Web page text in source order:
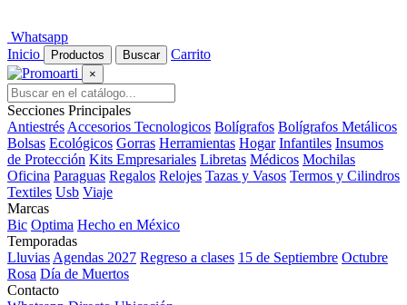
Whatsapp
Inicio
Productos Buscar Carrito
×
Secciones Principales
Antiestrés Accesorios Tecnologicos Bolígrafos Bolígrafos Metálicos
Bolsas Ecológicos Gorras Herramientas Hogar Infantiles Insumos
de Protección Kits Empresariales Libretas Médicos Mochilas
Oficina Paraguas Regalos Relojes Tazas y Vasos Termos y Cilindros
Textiles Usb Viaje
Marcas
Bic Optima Hecho en México
Temporadas
Lluvias Agendas 2027 Regreso a clases 15 de Septiembre Octubre
Rosa Día de Muertos
Contacto